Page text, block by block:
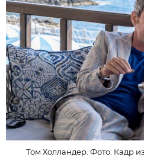
Том Холландер. Фото: Кадр